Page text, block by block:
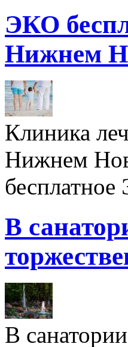
ЭКО
Нижнем
Клиника
Нижнем
В
В